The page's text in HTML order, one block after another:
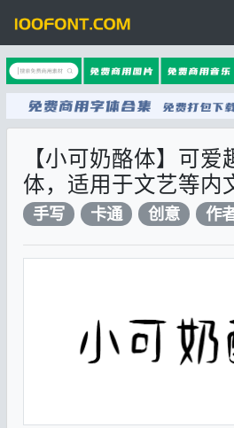
【小可奶酪体】可
体，适用于文艺等内
手写
卡通 创意 作